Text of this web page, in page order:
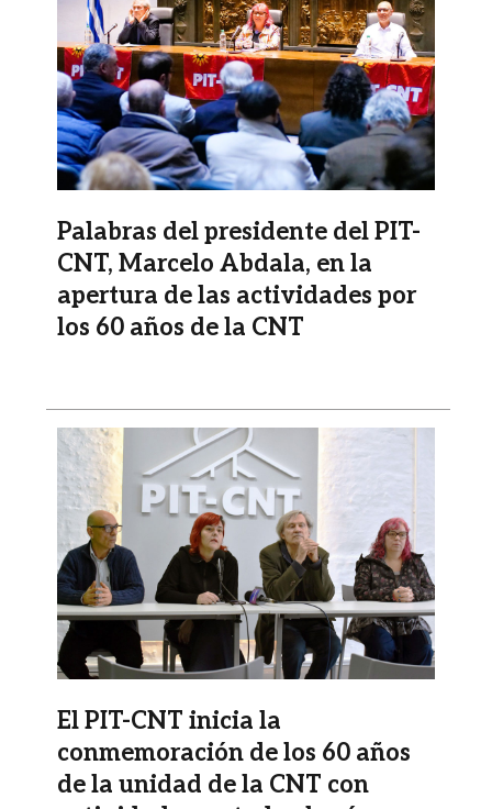
Palabras del presidente del PIT-
CNT, Marcelo Abdala, en la
apertura de las actividades por
los 60 años de la CNT
Imagen
El PIT-CNT inicia la
conmemoración de los 60 años
de la unidad de la CNT con